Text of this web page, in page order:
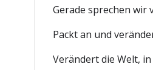
Gerade sprechen
Packt an und
Verändert die Welt,